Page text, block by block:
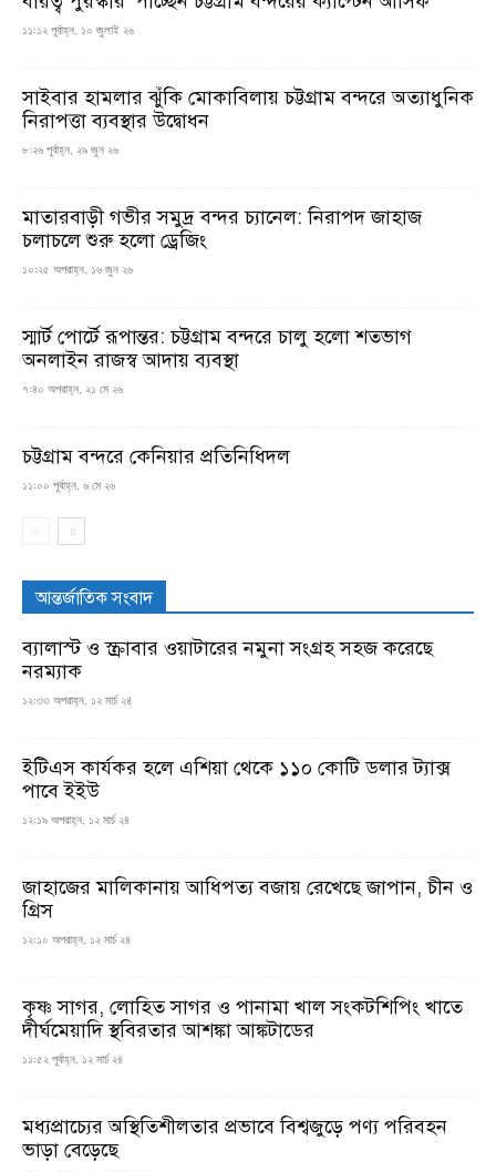
১১:১২ পূর্বাহ্ন, ১০ জুলাই ২৬
সাইবার হামলার ঝুঁকি মোকাবিলায় চট্টগ্রাম বন্দরে অত্যাধুনিক
নিরাপত্তা ব্যবস্থার উদ্বোধন
৮:২৬ পূর্বাহ্ন, ২৯ জুন ২৬
মাতারবাড়ী গভীর সমুদ্র বন্দর চ্যানেল: নিরাপদ জাহাজ
চলাচলে শুরু হলো ড্রেজিং
১০:২৫ অপরাহ্ন, ১৬ জুন ২৬
স্মার্ট পোর্টে রূপান্তর: চট্টগ্রাম বন্দরে চালু হলো শতভাগ
অনলাইন রাজস্ব আদায় ব্যবস্থা
৭:৪০ অপরাহ্ন, ২১ মে ২৬
চট্টগ্রাম বন্দরে কেনিয়ার প্রতিনিধিদল
১১:০০ পূর্বাহ্ন, ৬ মে ২৬
আন্তর্জাতিক সংবাদ
ব্যালাস্ট ও স্ক্রাবার ওয়াটারের নমুনা সংগ্রহ সহজ করেছে
নরম্যাক
১২:৩৩ অপরাহ্ন, ১২ মার্চ ২৪
ইটিএস কার্যকর হলে এশিয়া থেকে ১১০ কোটি ডলার ট্যাক্স
পাবে ইইউ
১২:১৯ অপরাহ্ন, ১২ মার্চ ২৪
জাহাজের মালিকানায় আধিপত্য বজায় রেখেছে জাপান, চীন ও
গ্রিস
১২:১০ অপরাহ্ন, ১২ মার্চ ২৪
কৃষ্ণ সাগর, লোহিত সাগর ও পানামা খাল সংকটশিপিং খাতে
দীর্ঘমেয়াদি স্থবিরতার আশঙ্কা আঙ্কটাডের
১১:৫২ পূর্বাহ্ন, ১২ মার্চ ২৪
মধ্যপ্রাচ্যের অস্থিতিশীলতার প্রভাবে বিশ্বজুড়ে পণ্য পরিবহন
ভাড়া বেড়েছে